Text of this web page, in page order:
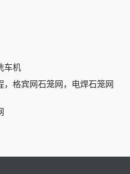
车机
格宾网石笼网，电焊石笼网